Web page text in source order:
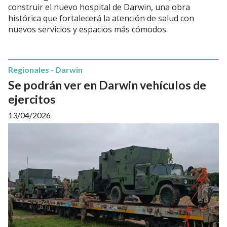
construir el nuevo hospital de Darwin, una obra
histórica que fortalecerá la atención de salud con
nuevos servicios y espacios más cómodos.
Se podrán ver en Darwin vehículos de
ejercitos
Regionales - Darwin
13/04/2026